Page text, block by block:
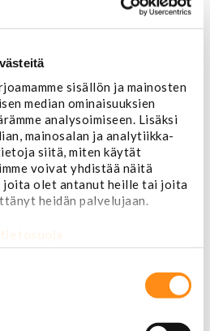
sisällön ja mainosten
median ominaisuuksien
analysoimiseen. Lisäksi
mainosalan ja analytiikka-
siitä, miten käytät
voivat yhdistää näitä
olet antanut heille tai joita
heidän palvelujaan.
osat
osat
kytkimet
kytkimet
osat
kytkimet ja sähköosat
kytkimet